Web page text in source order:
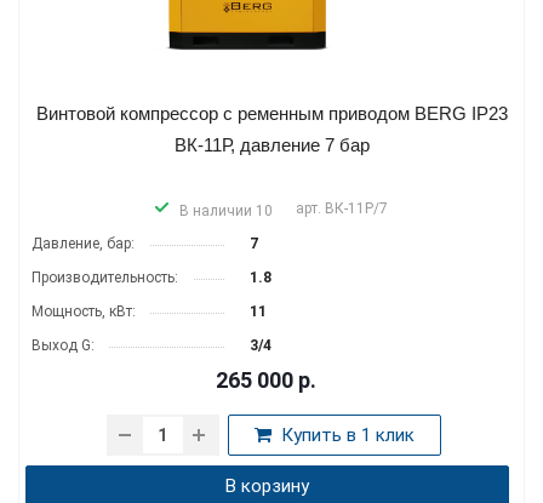
Винтовой компрессор с ременным приводом BERG IP23
ВК-11Р, давление 7 бар
В наличии 10 арт. ВК-11Р/7
Давление, бар:
7
Производительность:
1.8
Мощность, кВт:
11
Выход G:
3/4
265 000 р.
Купить в 1 клик
В корзину